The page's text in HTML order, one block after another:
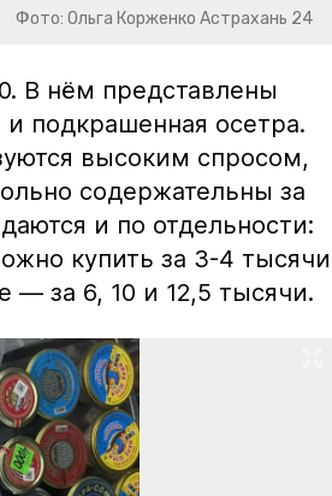
Фото: Ольга Корженко Астрахань 24
В нём представлены
подкрашенная осетра.
высоким спросом,
содержательны за
и по отдельности:
купить за 3-4 тысячи
за 6, 10 и 12,5 тысячи.